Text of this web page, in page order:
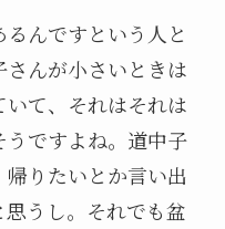
んですという人と
んが小さいときは
て、それはそれは
ですよね。道中子
りたいとか言い出
うし。それでも盆